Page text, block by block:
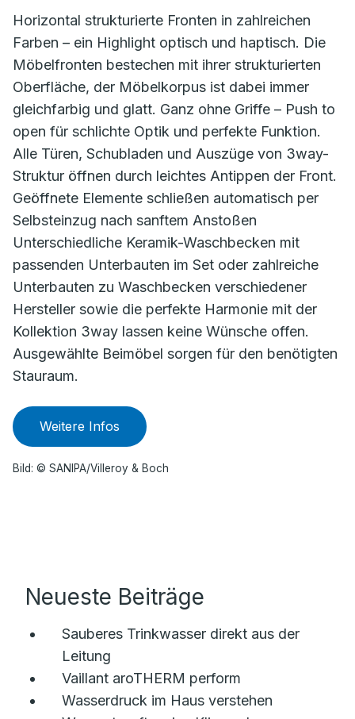
Horizontal strukturierte Fronten in zahlreichen
Farben – ein Highlight optisch und haptisch. Die
Möbelfronten bestechen mit ihrer strukturierten
Oberfläche, der Möbelkorpus ist dabei immer
gleichfarbig und glatt. Ganz ohne Griffe – Push to
open für schlichte Optik und perfekte Funktion.
Alle Türen, Schubladen und Auszüge von 3way-
Struktur öffnen durch leichtes Antippen der Front.
Geöffnete Elemente schließen automatisch per
Selbsteinzug nach sanftem Anstoßen
Unterschiedliche Keramik-Waschbecken mit
passenden Unterbauten im Set oder zahlreiche
Unterbauten zu Waschbecken verschiedener
Hersteller sowie die perfekte Harmonie mit der
Kollektion 3way lassen keine Wünsche offen.
Ausgewählte Beimöbel sorgen für den benötigten
Stauraum.
Weitere Infos
Bild: © SANIPA/Villeroy & Boch
Neueste Beiträge
Sauberes Trinkwasser direkt aus der
Leitung
Vaillant aroTHERM perform
Wasserdruck im Haus verstehen